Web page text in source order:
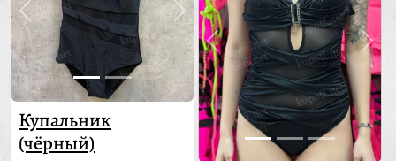
Купальник
(чёрный)